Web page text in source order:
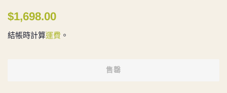
定
$1,698.00
結帳時計算運費 。
售罄